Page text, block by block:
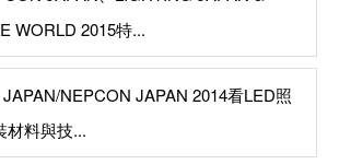
WORLD 2015特...
NEPCON JAPAN 2014看LED照
材料與技...